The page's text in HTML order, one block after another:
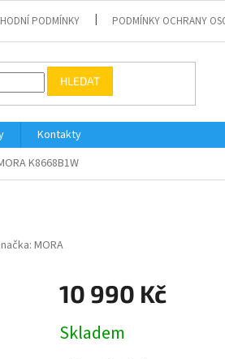
PODMÍNKY PODMÍNKY OCHRANY
HLEDAT
Kontakty
K8668B1W
MORA
10 990 Kč
cena:
Skladem